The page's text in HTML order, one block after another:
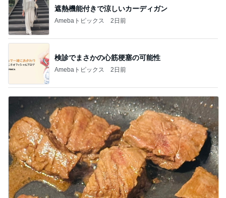
遮熱機能付きで涼しいカーディガン
Amebaトピックス 2日前
検診でまさかの心筋梗塞の可能性
Amebaトピックス 2日前